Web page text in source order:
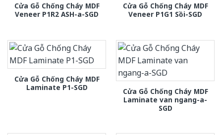
Cửa Gỗ Chống Cháy MDF
Veneer P1R2 ASH-a-SGD
Cửa Gỗ Chống Cháy MDF
Veneer P1G1 Sồi-SGD
Cửa Gỗ Chống Cháy MDF
Laminate P1-SGD
Cửa Gỗ Chống Cháy MDF
Laminate van ngang-a-
SGD